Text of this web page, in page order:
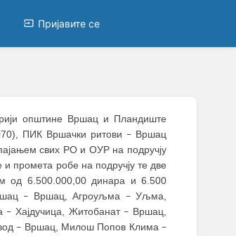
Пријавите се
општине Вршац и Пландиште
ПИК Вршачки ритови –Вршац
свих РО и ОУР на подручју
промета робe на подручју те две
од 6.500.000,00 динара и 6.500
– Вршац, Агроуљма –Уљма,
– Хајдучица, Житобанат – Вршац,
– Вршац, Милош Попов Клима –